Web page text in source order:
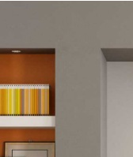
Mediante la
líneas limpias,